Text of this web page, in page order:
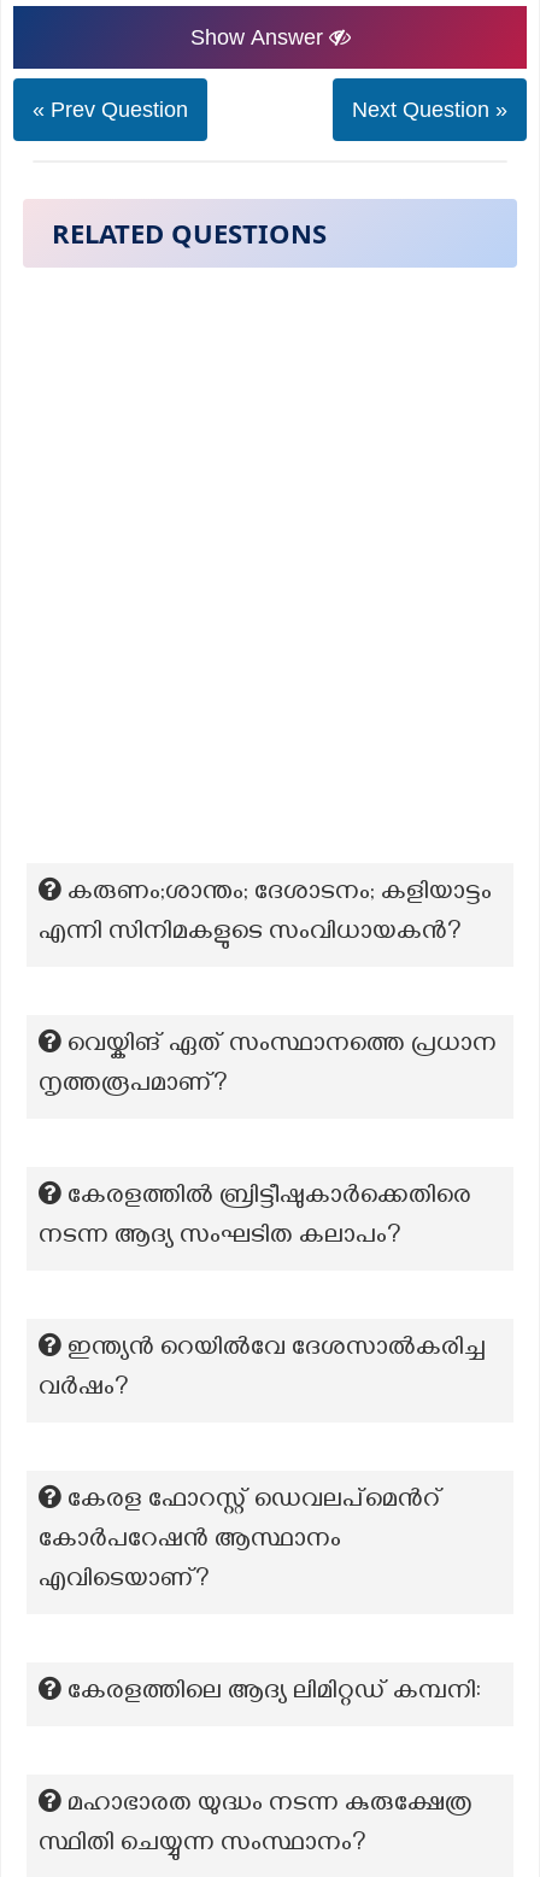
Show Answer
« Prev Question Next Question »
RELATED QUESTIONS
കരുണം;ശാന്തം; ദേശാടനം; കളിയാട്ടം
എന്നി സിനിമകളുടെ സംവിധായകൻ?
വെയ്കിങ് ഏത് സംസ്ഥാനത്തെ പ്രധാന
നൃത്തരൂപമാണ്?
കേരളത്തിൽ ബ്രിട്ടീഷുകാർക്കെതിരെ
നടന്ന ആദ്യ സംഘടിത കലാപം?
ഇന്ത്യന്‍ റെയില്‍വേ ദേശസാല്‍കരിച്ച
വര്‍ഷം?
കേരള ഫോറസ്റ്റ് ഡെവലപ്മെൻറ്
കോർപറേഷൻ ആസ്ഥാനം
എവിടെയാണ്?
കേരളത്തിലെ ആദ്യ ലിമിറ്റഡ് കമ്പനി:
മഹാഭാരത യുദ്ധം നടന്ന കുരുക്ഷേത്ര
സ്ഥിതി ചെയ്യുന്ന സംസ്ഥാനം?